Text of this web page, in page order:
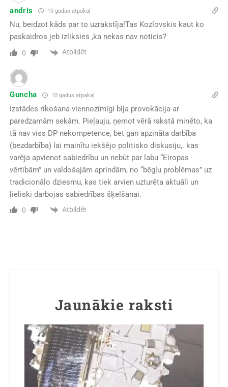
andris 10 gadus atpakaļ
Nu, beidzot kāds par to uzrakstīja!Tas Kozlovskis kaut ko
paskaidros jeb izliksies ,ka nekas nav noticis?
0 Atbildēt
Guncha 10 gadus atpakaļ
Izstādes rīkošana viennozīmīgi bija provokācija ar
paredzamām sekām. Pieļauju, ņemot vērā rakstā minēto, ka
tā nav viss DP nekompetence, bet gan apzināta darbība
(bezdarbība) lai mainītu iekšējo politisko diskusiju,. kas
varēja apvienot sabiedrību un nebūt par labu “Eiropas
vērtībām” un valdošajām aprindām, no “bēgļu problēmas” uz
tradicionālo dziesmu, kas tiek arvien uzturēta aktuāli un
lieliski darbojas sabiedrības šķelšanai.
0 Atbildēt
Jaunākie raksti